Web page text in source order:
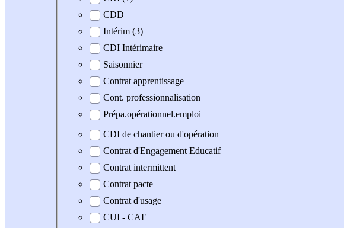
CDD
Intérim (3)
CDI Intérimaire
Saisonnier
Contrat apprentissage
Cont. professionnalisation
Prépa.opérationnel.emploi
CDI de chantier ou d'opération
Contrat d'Engagement Educatif
Contrat intermittent
Contrat pacte
Contrat d'usage
CUI - CAE